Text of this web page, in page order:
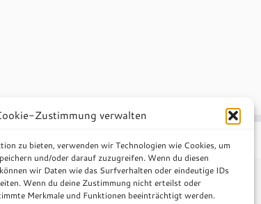
Zustimmung verwalten
zu bieten, verwenden wir Technologien wie Cookies, um
und/oder darauf zuzugreifen. Wenn du diesen
wir Daten wie das Surfverhalten oder eindeutige IDs
Wenn du deine Zustimmung nicht erteilst oder
Merkmale und Funktionen beeinträchtigt werden.